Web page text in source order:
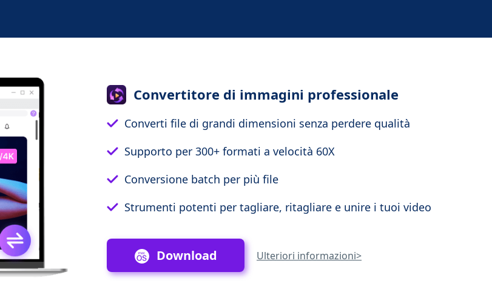
Convertitore di immagini professionale
Converti file di grandi dimensioni senza perdere qualità
Supporto per 300+ formati a velocità 60X
Conversione batch per più file
Strumenti potenti per tagliare, ritagliare e unire i tuoi video
Download Ulteriori informazioni>